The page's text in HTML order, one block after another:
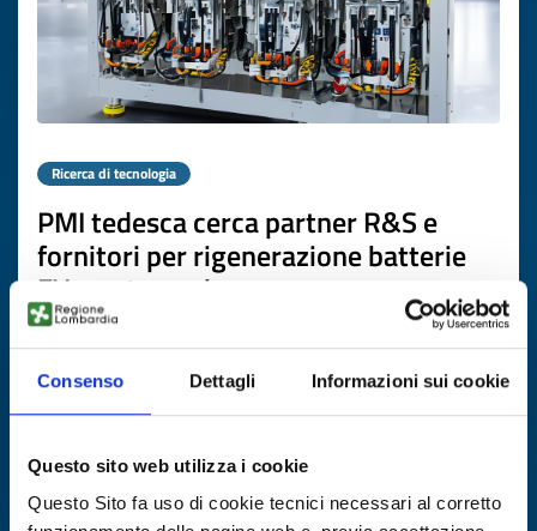
Consenso Dettagli Informazioni sui cookie
Questo sito web utilizza i cookie
Questo Sito fa uso di cookie tecnici necessari al corretto
Ricerca di tecnologia
PMI tedesca cerca partner R&S e
fornitori per rigenerazione batterie
EV e automazione
ID EEN: TRDE20260420006